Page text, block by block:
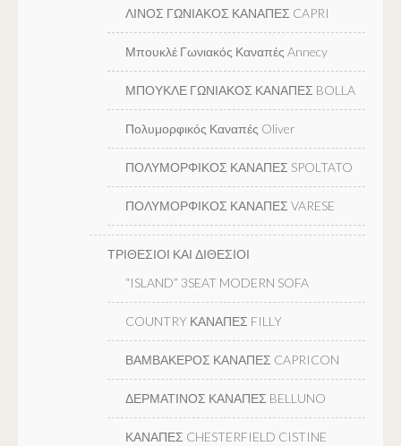
ΛΙΝΟΣ ΓΩΝΙΑΚΟΣ ΚΑΝΑΠΕΣ CAPRI
Μπουκλέ Γωνιακός Καναπές Annecy
ΜΠΟΥΚΛΕ ΓΩΝΙΑΚΟΣ ΚΑΝΑΠΕΣ BOLLA
Πολυμορφικός Καναπές Oliver
ΠΟΛΥΜΟΡΦΙΚΟΣ ΚΑΝΑΠΕΣ SPOLTATO
ΠΟΛΥΜΟΡΦΙΚΟΣ ΚΑΝΑΠΕΣ VARESE
ΤΡΙΘΕΣΙΟΙ ΚΑΙ ΔΙΘΕΣΙΟΙ
“ISLAND” 3SEAT MODERN SOFA
COUNTRY ΚΑΝΑΠΕΣ FILLY
ΒΑΜΒΑΚΕΡΟΣ ΚΑΝΑΠΕΣ CAPRICON
ΔΕΡΜΑΤΙΝΟΣ ΚΑΝΑΠΕΣ BELLUNO
ΚΑΝΑΠΕΣ CHESTERFIELD CISTINE